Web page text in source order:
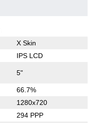
X Skin
IPS LCD
5"
66.7%
1280x720
294 PPP